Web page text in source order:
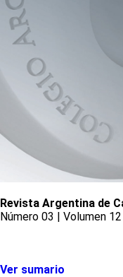
Revista Argentina de
Número 03 | Volumen
Ver sumario